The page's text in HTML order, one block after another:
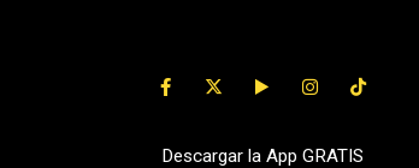
Descargar la App GRATIS